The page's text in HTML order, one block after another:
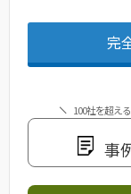
完
100社を超え
事